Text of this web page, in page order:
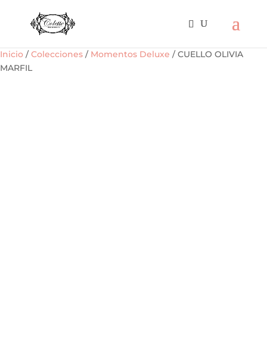
Inicio /Colecciones / Momentos Deluxe / CUELLO OLIVIA
MARFIL